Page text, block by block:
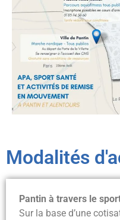
Modalités
Pantin à travers le
Sur la base d’une